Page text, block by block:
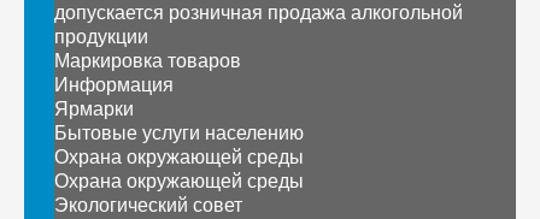
допускается розничная продажа алкогольной
продукции
Маркировка товаров
Информация
Ярмарки
Бытовые услуги населению
Охрана окружающей среды
Охрана окружающей среды
Экологический совет